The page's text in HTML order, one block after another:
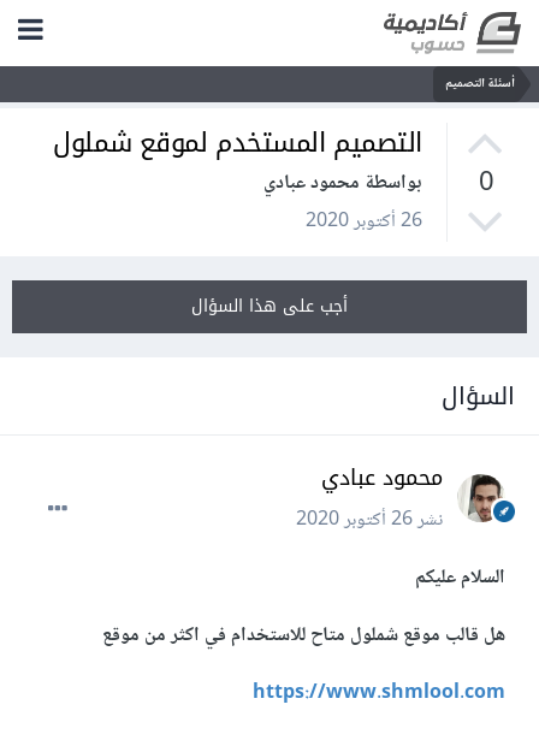
أسئلة التصميم
0
التصميم المستخدم لموقع شملول
بواسطة محمود عبادي
26 أكتوبر 2020
أجب على هذا السؤال
السؤال
محمود عبادي
نشر26 أكتوبر 2020
السلام عليكم
هل قالب موقع شملول متاح للاستخدام في اكثر من موقع
https://www.shmlool.com